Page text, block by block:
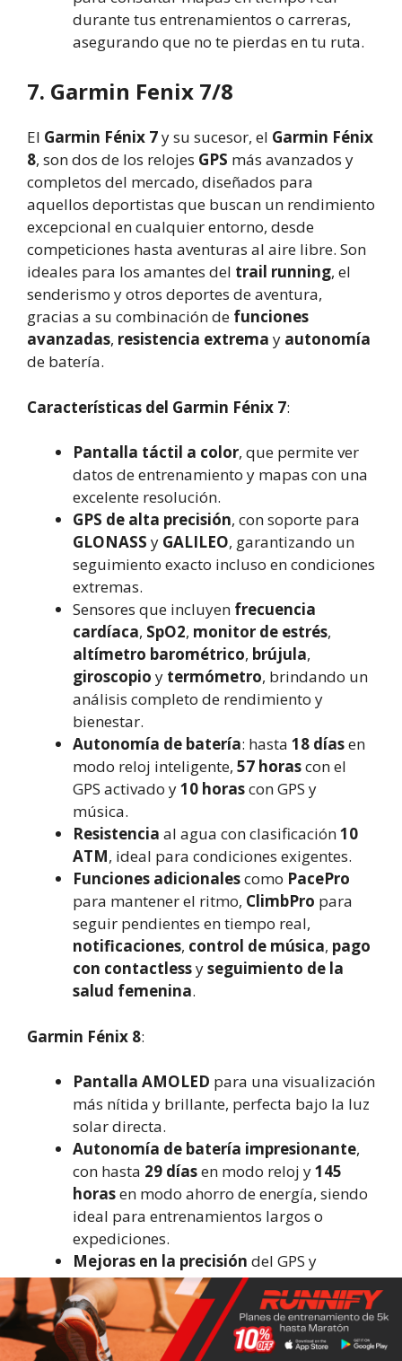
durante tus entrenamientos o carreras,
asegurando que no te pierdas en tu ruta.
7. Garmin Fenix 7/8
El Garmin Fénix 7y su sucesor, el Garmin Fénix
8, son dos de los relojes GPS más avanzados y
completos del mercado, diseñados para
aquellos deportistas que buscan un rendimiento
excepcional en cualquier entorno, desde
competiciones hasta aventuras al aire libre. Son
ideales para los amantes del trail running, el
senderismo y otros deportes de aventura,
gracias a su combinación de funciones
avanzadas, resistencia extrema y autonomía
de batería.
Características del Garmin Fénix 7:
Pantalla táctil a color, que permite ver
datos de entrenamiento y mapas con una
excelente resolución.
GPS de alta precisión, con soporte para
GLONASS y GALILEO, garantizando un
seguimiento exacto incluso en condiciones
extremas.
Sensores que incluyen frecuencia
cardíaca, SpO2, monitor de estrés,
altímetro barométrico, brújula,
giroscopio y termómetro, brindando un
análisis completo de rendimiento y
bienestar.
Autonomía de batería: hasta 18 díasen
modo reloj inteligente, 57 horascon el
GPS activado y10 horascon GPS y
música.
Resistencia al agua con clasificación10
ATM, ideal para condiciones exigentes.
Funciones adicionalescomo PacePro
para mantener el ritmo, ClimbPro para
seguir pendientes en tiempo real,
notificaciones, control de música, pago
con contactlessyseguimiento de la
salud femenina.
Garmin Fénix 8:
Pantalla AMOLED para una visualización
más nítida y brillante, perfecta bajo la luz
solar directa.
Autonomía de batería impresionante,
con hasta 29 díasen modo reloj y145
horasen modo ahorro de energía, siendo
ideal para entrenamientos largos o
expediciones.
Mejoras en la precisión del GPS y
funciones avanzadas de navegación.
ElGarmin Fénix 7y el Garmin Fénix 8son
relojes que destacan por su
durabilidad